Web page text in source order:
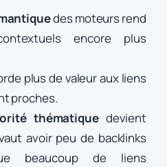
des moteurs rend
encore plus
plus de valeur aux liens
proches.
thématiquedevient
avoir peu de backlinks
beaucoup de liens